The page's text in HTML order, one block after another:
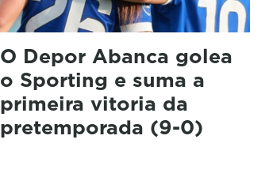
O Depor Abanca golea
o Sporting e suma a
primeira vitoria da
pretemporada (9-0)